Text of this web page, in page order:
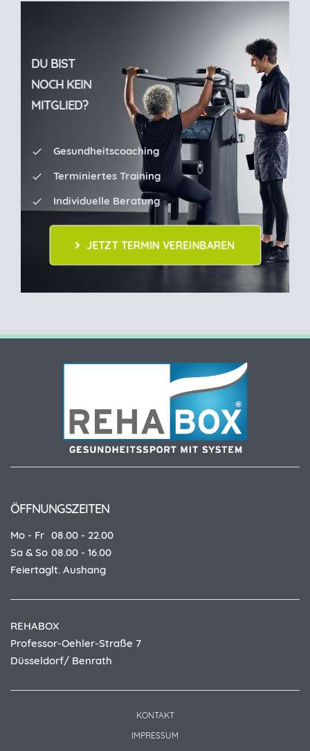
DU BIST
NOCH KEIN
MITGLIED?
Gesundheitscoaching
Terminiertes Training
Individuelle Beratung
JETZT TERMIN VEREINBAREN
ÖFFNUNGSZEITEN
Mo - Fr 08.00 - 22.00
Sa & So 08.00 - 16.00
Feiertaglt. Aushang
REHABOX
Professor-Oehler-Straße 7
Düsseldorf/ Benrath
KONTAKT
IMPRESSUM